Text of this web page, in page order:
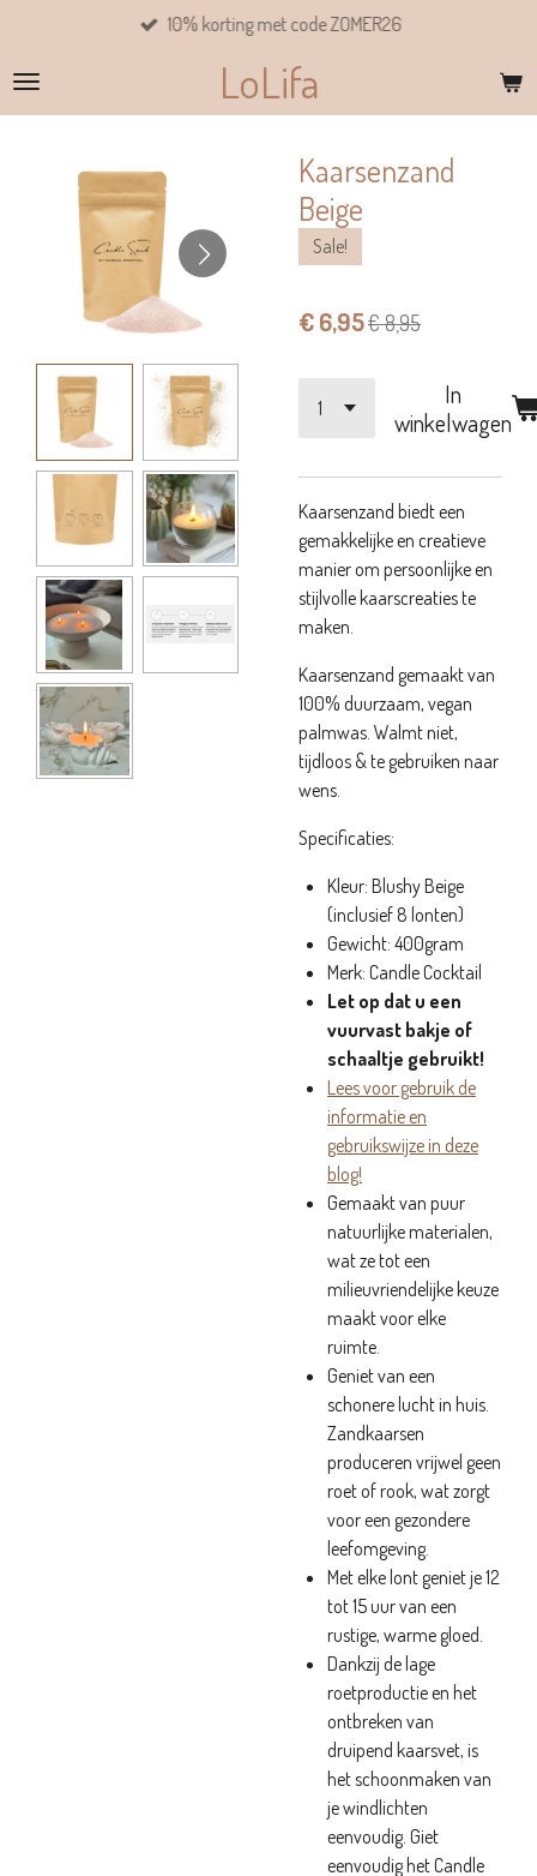
naar
de
LoLifa
10% korting met code ZOMER26
Kaarsenzand
Beige
Sale!
€ 6,95€ 8,95
In
winkelwagen
Kaarsenzand biedt een
gemakkelijke en creatieve
manier om persoonlijke en
stijlvolle kaarscreaties te
maken.
Kaarsenzand gemaakt van
100% duurzaam, vegan
palmwas. Walmt niet,
tijdloos & te gebruiken naar
wens.
Specificaties:
Kleur: Blushy Beige
(inclusief 8 lonten)
Gewicht: 400gram
Merk: Candle Cocktail
Let op dat u een
vuurvast bakje of
schaaltje gebruikt!
Lees voor gebruik de
informatie en
gebruikswijze in deze
blog!
Gemaakt van puur
natuurlijke materialen,
wat ze tot een
milieuvriendelijke keuze
maakt voor elke
ruimte.
Geniet van een
schonere lucht in huis.
Zandkaarsen
produceren vrijwel geen
roet of rook, wat zorgt
voor een gezondere
leefomgeving.
Met elke lont geniet je 12
tot 15 uur van een
rustige, warme gloed.
Dankzij de lage
roetproductie en het
ontbreken van
druipend kaarsvet, is
het schoonmaken van
je windlichten
eenvoudig. Giet
eenvoudig het Candle